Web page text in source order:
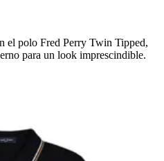
el polo Fred Perry Twin Tipped,
para un look imprescindible.